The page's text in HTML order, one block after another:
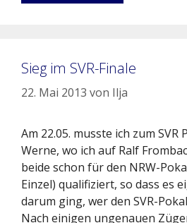
Sieg im SVR-Finale
22. Mai 2013 von Ilja
Am 22.05. musste ich zum SVR
Werne, wo ich auf Ralf
beide schon für den NRW-
Einzel) qualifiziert, so dass es
darum ging, wer den SVR-
Nach einigen ungenauen